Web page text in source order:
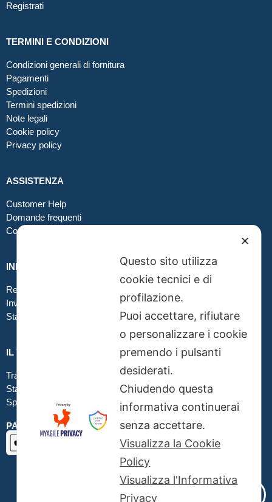
Registrati
TERMINI E CONDIZIONI
Condizioni generali di fornitura
Pagamenti
Spedizioni
Termini spedizioni
Note legali
Cookie policy
Privacy policy
ASSISTENZA
Customer Help
Domande frequenti
Contatti
INFO GRAFICA
Realizzare file corretti
Inviare file grafici
Stampa in tessuto
IL TUO ORDINE
Traccia la tua spedizione
Stato del tuo ordine
Spedizioni
PAGAMENTI SICURI SSL
✕
Questo sito utilizza
cookie tecnici e di
profilazione.
Puoi accettare, rifiutare
o personalizzare i cookie
premendo i pulsanti
desiderati.
Chiudendo questa
informativa continuerai
senza accettare.
Visualizza la Cookie
Policy
Visualizza l'Informativa
Privacy